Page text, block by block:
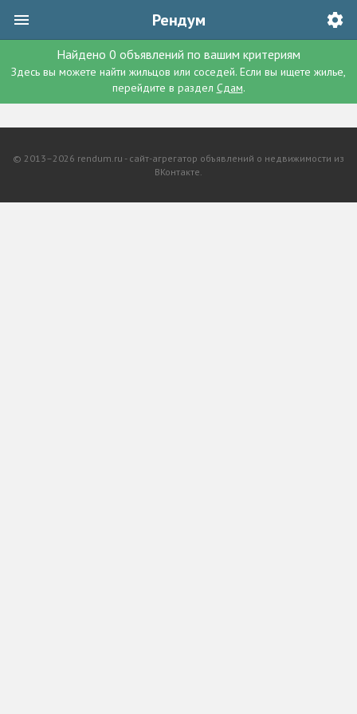
Рендум
Найдено 0 объявлений по вашим критериям
Здесь вы можете найти жильцов или соседей. Если вы ищете жилье,
перейдите в раздел Сдам.
© 2013–2026 rendum.ru - сайт-агрегатор объявлений о недвижимости из
ВКонтакте.